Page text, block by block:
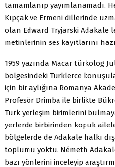
tamamlanıp yayımlanamadı.
Kıpçak ve Ermeni dillerinde
olan Edward Tryjarski Adakale
metinlerinin ses kayıtlarını
1959 yazında Macar türkolog
bölgesindeki Türklerce
için bir aylığına Romanya
Profesör Drimba ile birlikte
Türk yerleşim birimlerini
yerlerde birbirinden kopuk
bölgelerde de Adakale halkı
toplumu yoktu. Németh
bazı yönlerini inceleyip